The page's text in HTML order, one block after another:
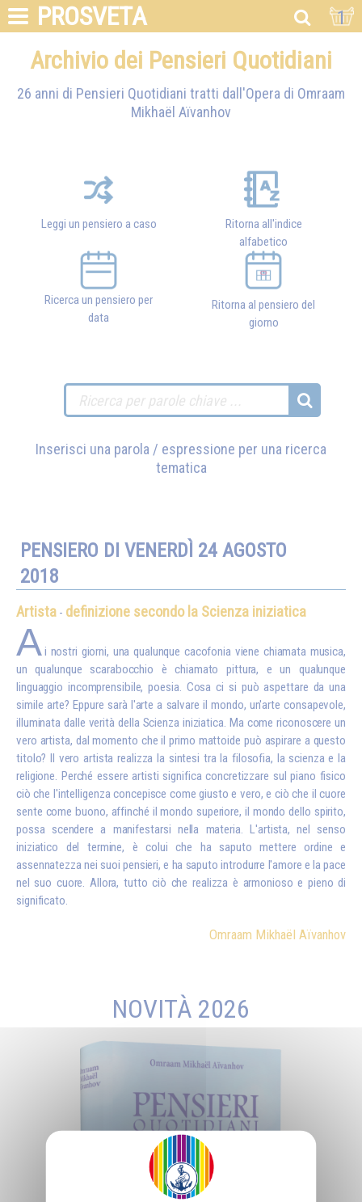
PROSVETA 1
Archivio dei Pensieri Quotidiani
26 anni di Pensieri Quotidiani tratti dall'Opera di Omraam
Mikhaël Aïvanhov
Leggi un pensiero a caso
Ritorna all'indice
alfabetico
Ricerca un pensiero per
data
Ritorna al pensiero del
giorno
Inserisci una parola / espressione per una ricerca
tematica
PENSIERO DI VENERDÌ 24 AGOSTO
2018
Artista - definizione secondo la Scienza iniziatica
Ai nostri giorni, una qualunque cacofonia viene chiamata musica,
un qualunque scarabocchio è chiamato pittura, e un qualunque
linguaggio incomprensibile, poesia. Cosa ci si può aspettare da una
simile arte? Eppure sarà l'arte a salvare il mondo, un'arte consapevole,
illuminata dalle verità della Scienza iniziatica. Ma come riconoscere un
vero artista, dal momento che il primo mattoide può aspirare a questo
titolo? Il vero artista realizza la sintesi tra la filosofia, la scienza e la
religione. Perché essere artisti significa concretizzare sul piano fisico
ciò che l'intelligenza concepisce come giusto e vero, e ciò che il cuore
sente come buono, affinché il mondo superiore, il mondo dello spirito,
possa scendere a manifestarsi nella materia. L'artista, nel senso
iniziatico del termine, è colui che ha saputo mettere ordine e
assennatezza nei suoi pensieri, e ha saputo introdurre l'amore e la pace
nel suo cuore. Allora, tutto ciò che realizza è armonioso e pieno di
significato.
Omraam Mikhaël Aïvanhov
NOVITÀ 2026